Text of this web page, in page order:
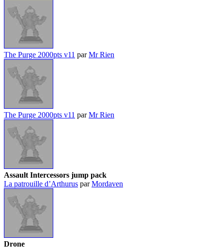
The Purge 2000pts v11 parMr Rien
The Purge 2000pts v11 parMr Rien
Assault Intercessors jump pack
La patrouille d’Arthurus parMordaven
Drone